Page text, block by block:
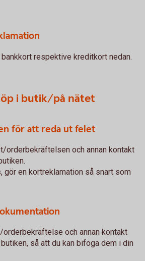
respektive kreditkort nedan.
i butik/på nätet
för att reda ut felet
orderbekräftelsen och annan kontakt
gör en kortreklamation så snart som
och annan kontakt
så att du kan bifoga dem i din